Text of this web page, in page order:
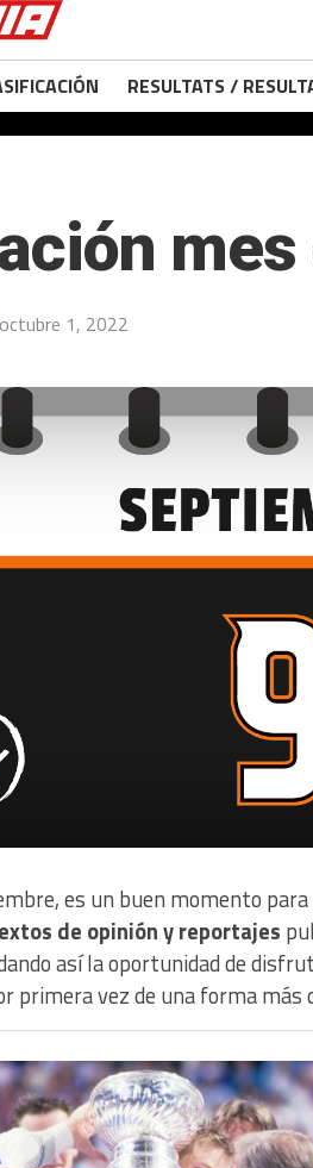
RESULTATS /
octubre 1, 2022
es un buen momento para
de opinión y reportajes
así la oportunidad de
primera vez de una forma más